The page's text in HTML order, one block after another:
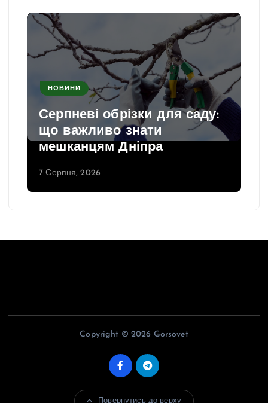
НОВИНИ
Серпневі обрізки для саду:
що важливо знати
мешканцям Дніпра
7 Серпня, 2026
Copyright © 2026 Gorsovet
Повернутись до верху